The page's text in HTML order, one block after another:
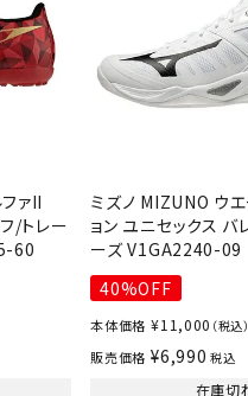
ュアル
メンズウェ
ウィメンズ
インナーウ
シューズ
ジュニアシ
ブーツ・サ
バッグ
キャップ
NT
ZETT
ァII
/トレー
60
ミズノ MIZUNO ウエ
ョン ユニセックス バ
ーズ V1GA2240-09
40%OFF
本体価格 ¥11,000 （税込）
販売価格 ¥6,990 税込
在庫切